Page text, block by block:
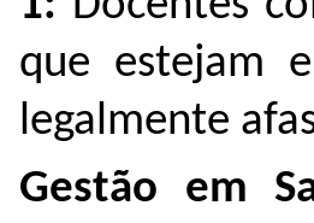
que estejam
legalmente
Gestão em